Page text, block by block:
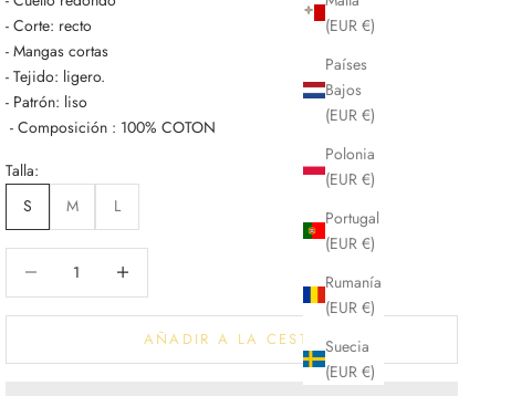
(EUR €)
Países
Bajos
(EUR €)
Polonia
(EUR €)
Portugal
(EUR €)
Rumanía
(EUR €)
Suecia
(EUR €)
- Corte: recto
- Mangas cortas
- Tejido: ligero.
- Patrón: liso
-Composición : 100% COTON
Talla:
S
M L
AÑADIR A LA CESTA